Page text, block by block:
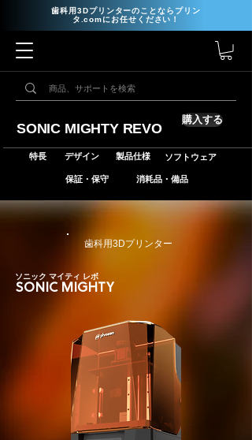
歯科用3Dプリンターのことならプリン
タ.comにお任せください！
SONIC MIGHTY REVO
購入する
特長 デザイン 製品仕様 ソフトウェア
保証・保守 消耗品・備品
​歯科用3Dプリンター
SONIC MIGHTY
ソニック マイティ レボ